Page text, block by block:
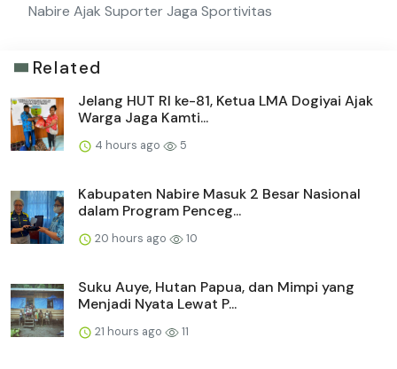
Nabire Ajak Suporter Jaga Sportivitas
Related
Jelang HUT RI ke-81, Ketua LMA Dogiyai Ajak
Warga Jaga Kamti...
4 hours ago 5
Kabupaten Nabire Masuk 2 Besar Nasional
dalam Program Penceg...
20 hours ago 10
Suku Auye, Hutan Papua, dan Mimpi yang
Menjadi Nyata Lewat P...
21 hours ago 11